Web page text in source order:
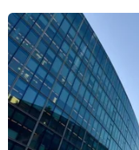
Đội tuyển Futsal